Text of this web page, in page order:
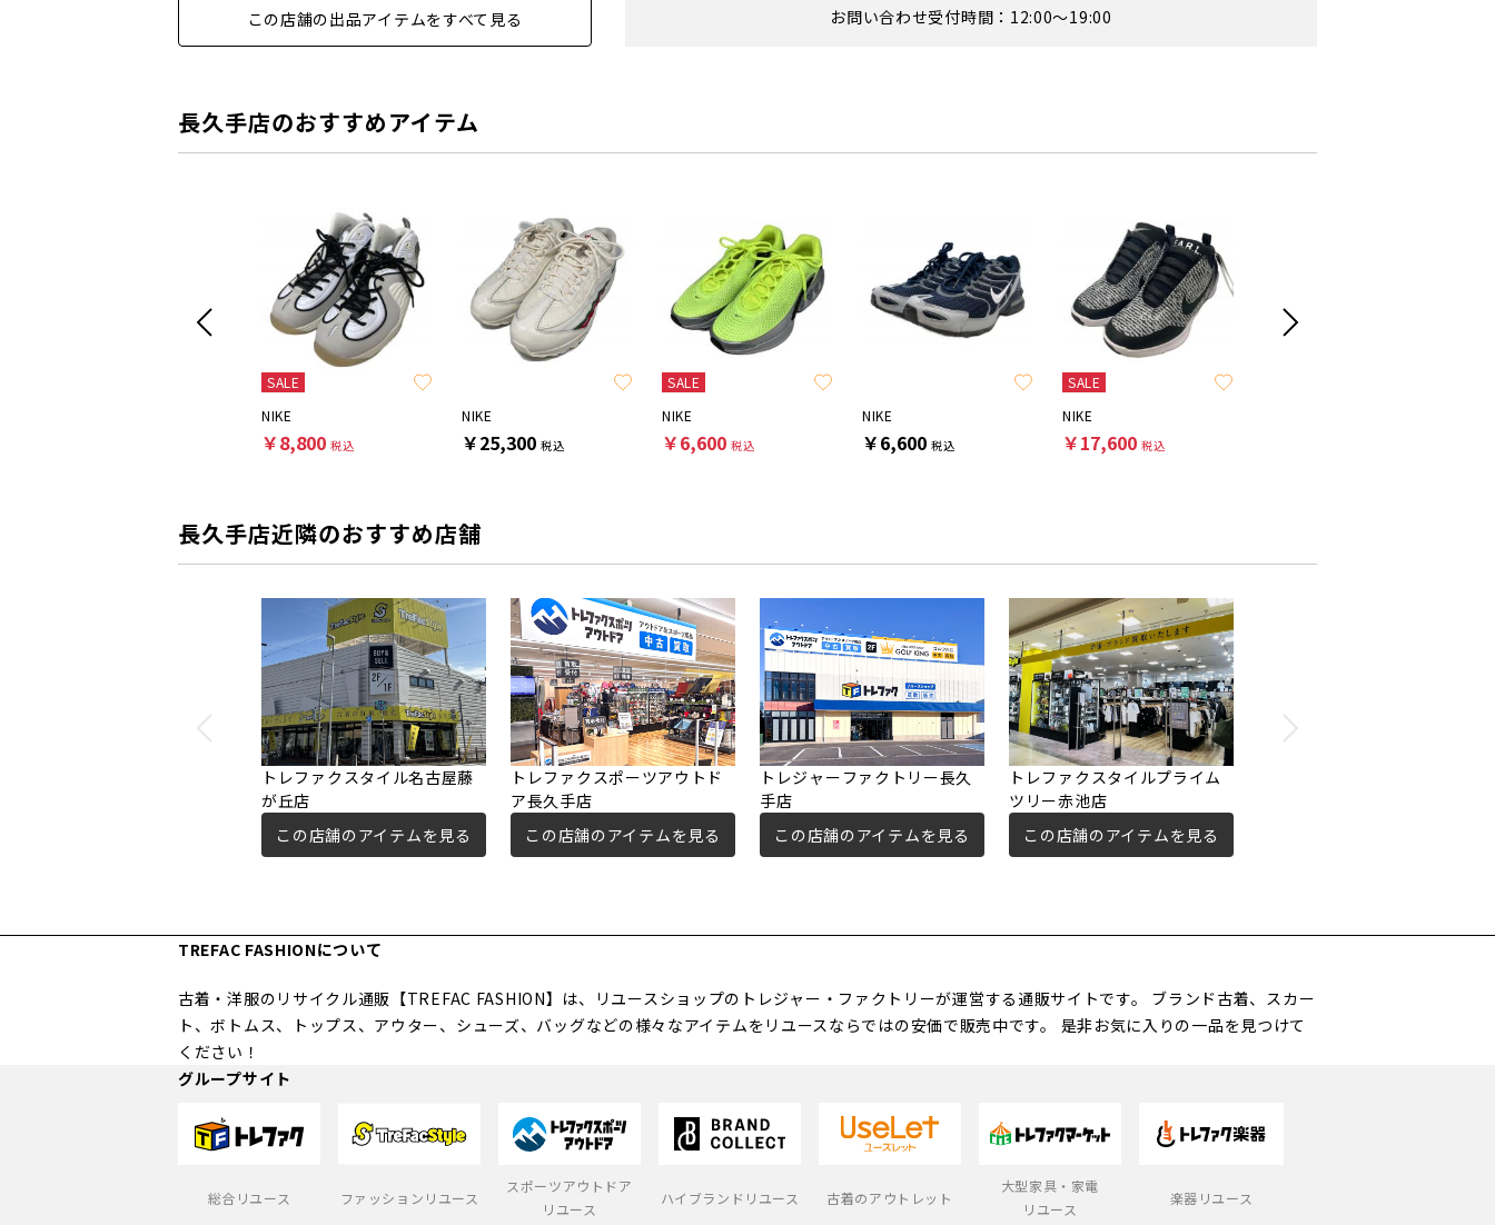
この店舗の出品アイテムをすべて見る お問い合わせ受付時間：12:00～19:00
長久手店のおすすめアイテム
SALE
NIKE
￥8,800 税込
NIKE
￥25,300 税込
SALE
NIKE
￥6,600 税込
NIKE
￥6,600 税込
SALE
NIKE
￥17,600 税込
長久手店近隣のおすすめ店舗
トレファクスタイル名古屋藤
が丘店
この店舗のアイテムを見る
トレファクスポーツアウトド
ア長久手店
この店舗のアイテムを見る
トレジャーファクトリー長久
手店
この店舗のアイテムを見る
トレファクスタイルプライム
ツリー赤池店
この店舗のアイテムを見る
TREFAC FASHIONについて
古着・洋服のリサイクル通販【TREFAC FASHION】は、リユースショップのトレジャー・ファクトリーが運営する通販サイトです。 ブランド古着、スカー
ト、ボトムス、トップス、アウター、シューズ、バッグなどの様々なアイテムをリユースならではの安価で販売中です。 是非お気に入りの一品を見つけて
ください！
グループサイト
総合リユース ファッションリユース
スポーツアウトドア
リユース
ハイブランドリユース 古着のアウトレット
大型家具・家電
リユース
楽器リユース